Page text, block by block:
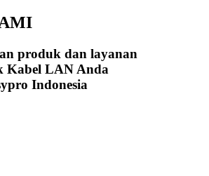
produk dan layanan
Kabel LAN Anda
Indonesia